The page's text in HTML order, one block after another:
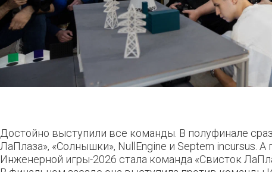
Достойно выступили все команды. В полуфинале
ЛаПлаза», «Солнышки», NullEngine и Septem incursus. А
Инженерной игры-2026 стала команда «Свисток